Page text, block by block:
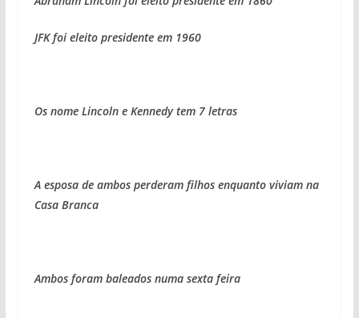
JFK foi eleito presidente em 1960
Os nome Lincoln e Kennedy tem 7 letras
A esposa de ambos perderam filhos enquanto viviam na
Casa Branca
Ambos foram baleados numa sexta feira